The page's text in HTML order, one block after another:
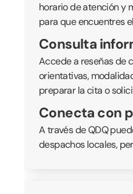
horario de atención y
para que encuentres
Consulta
Accede a reseñas de
orientativas,
preparar la cita o
Conecta con
A través de QDQ
despachos locales,